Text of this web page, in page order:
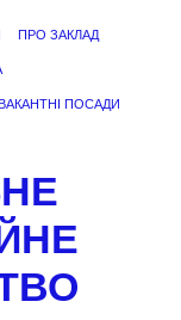
ПРО ЗАКЛАД
ВАКАНТНІ ПОСАДИ